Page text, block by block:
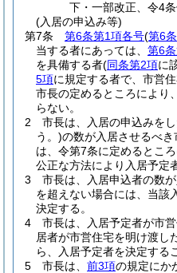
下・一部改正、令4
(入居の申込み等)
第7条
第6条第1項各号(第6
当する者にあっては、 第6
を具備する者(同条第2項に
5項に規定する者で、市営
市長の定めるところにより
らない。
2
市長は、入居の申込みを
う。)の数が入居させるべ
は、令第7条に定めるとこ
公正な方法により入居予定
3
市長は、入居申込者の数
を超えない場合には、当該
決定する。
4
市長は、入居予定者が市
居者が市営住宅を明け渡し
ら、入居予定者を決定する
5
市長は、 前3項の規定にか